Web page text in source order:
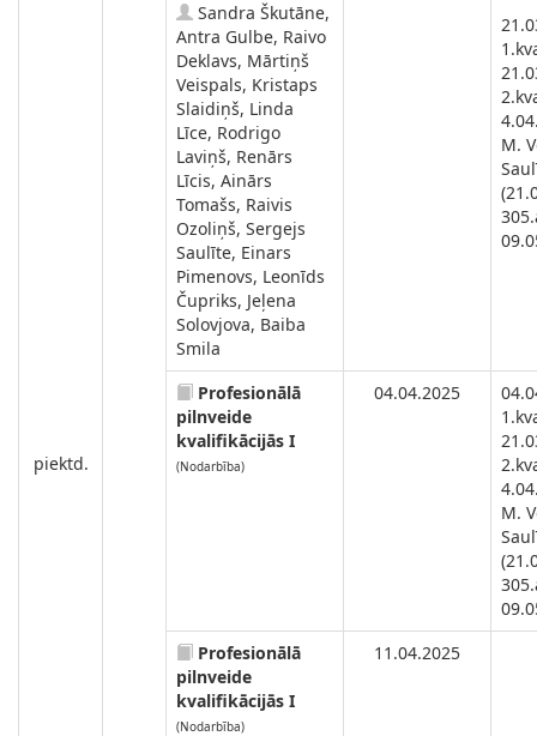
piektd.
Sandra Škutāne,
Antra Gulbe, Raivo
Deklavs, Mārtiņš
Veispals, Kristaps
Slaidiņš, Linda
Līce, Rodrigo
Laviņš, Renārs
Līcis, Ainārs
Tomašs, Raivis
Ozoliņš, Sergejs
Saulīte, Einars
Pimenovs, Leonīds
Čupriks, Jeļena
Solovjova, Baiba
Smila
M.
Profesionālā
pilnveide
kvalifikācijās I
(Nodarbība)
04.04.2025
M.
Profesionālā
pilnveide
kvalifikācijās I
(Nodarbība)
11.04.2025